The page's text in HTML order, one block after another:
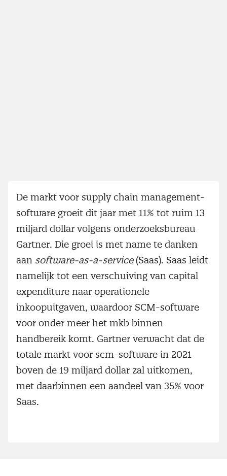
De markt voor supply chain management-
software groeit dit jaar met 11% tot ruim 13
miljard dollar volgens onderzoeksbureau
Gartner. Die groei is met name te danken
aan software-as-a-service(Saas). Saas leidt
namelijk tot een verschuiving van capital
expenditure naar operationele
inkoopuitgaven, waardoor SCM-software
voor onder meer het mkb binnen
handbereik komt. Gartner verwacht dat de
totale markt voor scm-software in 2021
boven de 19 miljard dollar zal uitkomen,
met daarbinnen een aandeel van 35% voor
Saas.